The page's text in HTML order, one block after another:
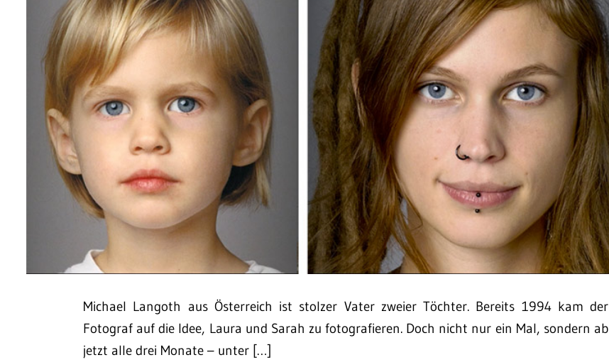
Michael Langoth aus Österreich ist stolzer Vater zweier Töchter. Bereits 1994 kam der
Fotograf auf die Idee, Laura und Sarah zu fotografieren. Doch nicht nur ein Mal, sondern ab
jetzt alle drei Monate – unter […]